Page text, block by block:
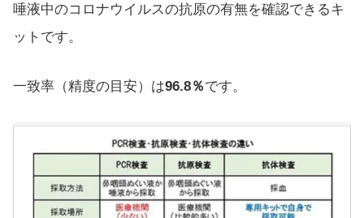
唾液中のコロナウイルスの抗原の有無を確認できるキ
ットです。
一致率（精度の目安）は96.8％です。